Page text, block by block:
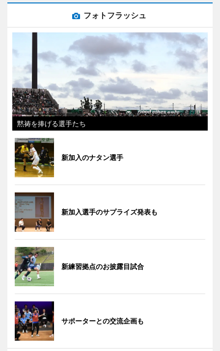
フォトフラッシュ
黙祷を捧げる選手たち
新加入のナタン選手
新加入選手のサプライズ発表も
新練習拠点のお披露目試合
サポーターとの交流企画も